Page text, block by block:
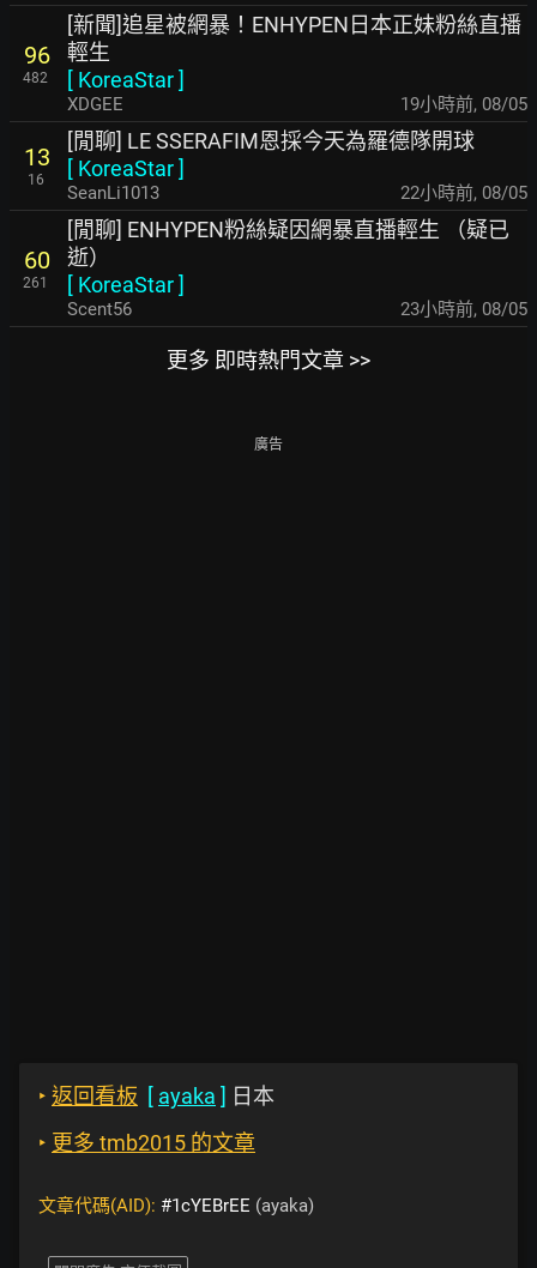
96
482
[新聞]追星被網暴！ENHYPEN日本正妹粉絲直播
輕生
[ KoreaStar]
XDGEE 19小時前, 08/05
13
16
[閒聊] LE SSERAFIM恩採今天為羅德隊開球
[ KoreaStar]
SeanLi1013 22小時前, 08/05
60
261
[閒聊] ENHYPEN粉絲疑因網暴直播輕生 （疑已
逝）
[ KoreaStar]
Scent56 23小時前, 08/05
更多 即時熱門文章 >>
廣告
‣ 返回看板 [ ayaka ] 日本
‣ 更多 tmb2015 的文章
文章代碼(AID): #1cYEBrEE (ayaka)